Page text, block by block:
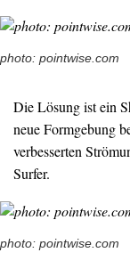
photo: pointwise.com
Die Lösung ist ein
neue Formgebung
verbesserten
Surfer.
photo: pointwise.com